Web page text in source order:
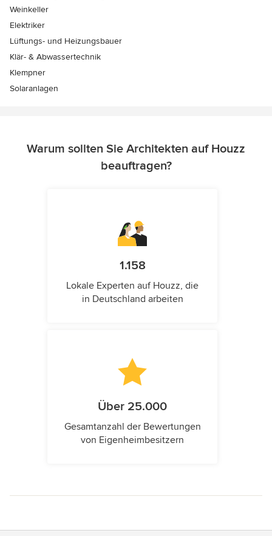
Weinkeller
Elektriker
Lüftungs- und Heizungsbauer
Klär- & Abwassertechnik
Klempner
Solaranlagen
Warum sollten Sie Architekten auf Houzz
beauftragen?
1.158
Lokale Experten auf Houzz, die
in Deutschland arbeiten
Über 25.000
Gesamtanzahl der Bewertungen
von Eigenheimbesitzern